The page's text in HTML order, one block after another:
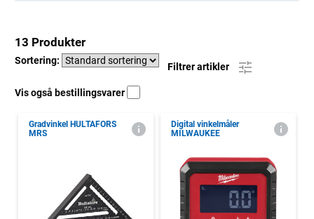
13 Produkter
Sortering:
Filtrer artikler
Vis også bestillingsvarer
Gradvinkel HULTAFORS
MRS
Digital vinkelmåler
MILWAUKEE